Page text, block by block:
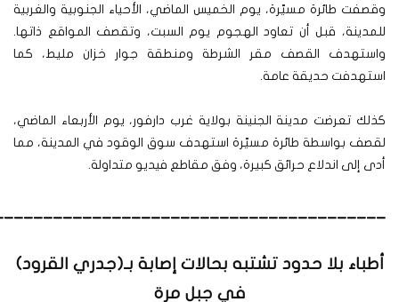
وقصفت طائرة مسيّرة، يوم الخميس الماضي، الأحياء الجنوبية والغربية
للمدينة، قبل أن تعاود الهجوم يوم السبت، وتقصف المواقع ذاتها.
واستهدف القصف مقر الشرطة ومنطقة جوار خزان مليط، كما
استهدفت حديقة عامة.
كذلك تعرضت مدينة الجنينة بولاية غرب دارفور، يوم الأربعاء الماضي،
لقصف بواسطة طائرة مسيّرة استهدف سوق الوقود في المدينة، مما
أدى إلى اندلاع حرائق كبيرة، وفق مقاطع فيديو متداولة.
أطباء بلا حدود تشتبه بحالات إصابة بـ(جدري القرود)
في جبل مرة